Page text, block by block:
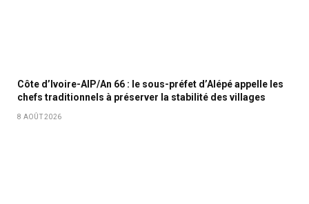
Côte d’Ivoire-AIP/An 66 : le sous-préfet d’Alépé appelle les
chefs traditionnels à préserver la stabilité des villages
8 AOÛT 2026